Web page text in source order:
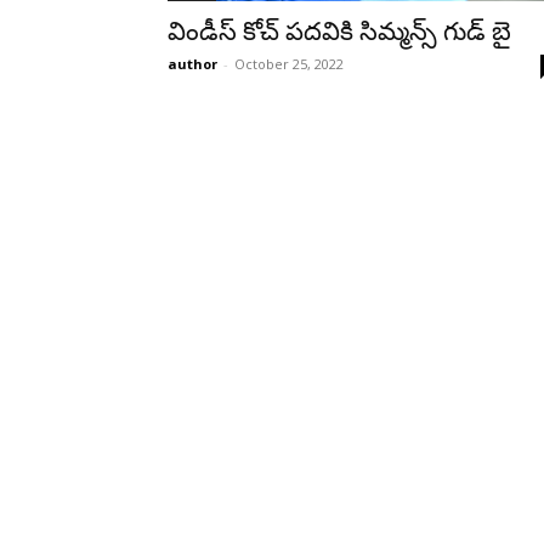
విండీస్ కోచ్ పదవికి సిమ్మన్స్ గుడ్ బై
author - October 25, 2022